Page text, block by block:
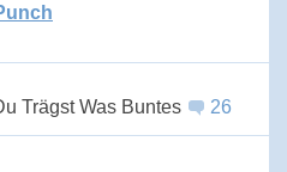
Trägst Was Buntes
26